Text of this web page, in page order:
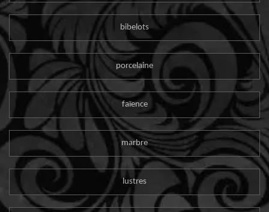
bibelots
porcelaine
faïence
marbre
lustres